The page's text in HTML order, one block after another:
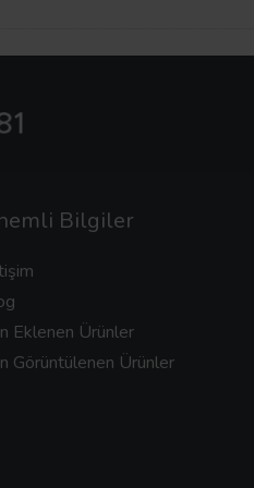
Bilgiler
Eklenen Ürünler
Görüntülenen Ürünler